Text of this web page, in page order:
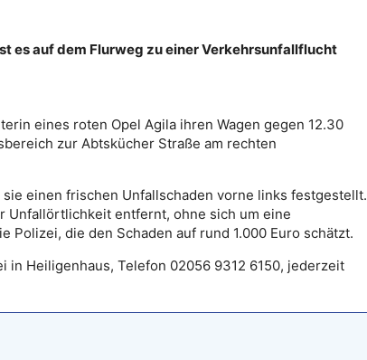
es auf dem Flurweg zu einer Verkehrsunfallflucht
eines roten Opel Agila ihren Wagen gegen 12.30
zur Abtskücher Straße am rechten
sie einen frischen Unfallschaden vorne links festgestellt.
Unfallörtlichkeit entfernt, ohne sich um eine
Polizei, die den Schaden auf rund 1.000 Euro schätzt.
in Heiligenhaus, Telefon 02056 9312 6150, jederzeit